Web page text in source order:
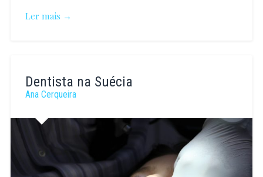
Ler mais →
Barbosa
Dentista na Suécia
Ana Cerqueira